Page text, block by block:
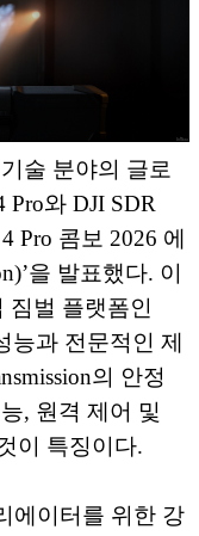
술 분야의 글로
Pro와 DJI SDR
Pro 콤보 2026 에
을 발표했다. 이
짐벌 플랫폼인
능과 전문적인 제
의 안정
, 원격 제어 및
이 특징이다.
에이터를 위한 강